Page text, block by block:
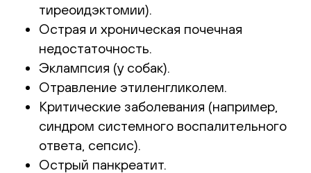
тиреоидэктомии).
Острая и хроническая почечная
недостаточность.
Эклампсия (у собак).
Отравление этиленгликолем.
Критические заболевания (например,
синдром системного воспалительного
ответа, сепсис).
Острый панкреатит.